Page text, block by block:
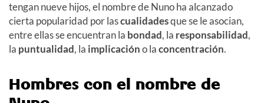
tengan nueve hijos, el nombre de Nuno ha alcanzado
cierta popularidad por lascualidadesque se le asocian,
entre ellas se encuentran la bondad, la responsabilidad,
la puntualidad, la implicacióno laconcentración.
Hombres con el nombre de